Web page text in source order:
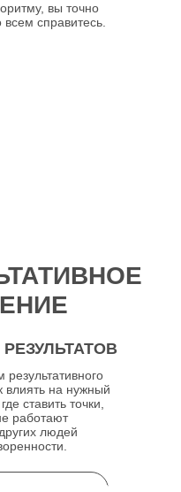
вы точно
справитесь.
результативного
на нужный
ставить точки,
работают
людей